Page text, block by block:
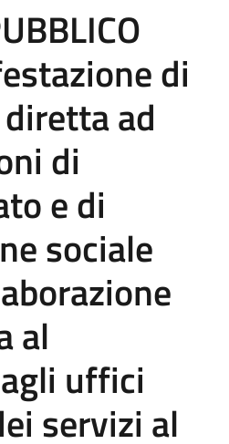
di
ad
di
e di
sociale
al
uffici
servizi al